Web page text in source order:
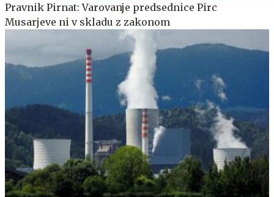
Pravnik Pirnat: Varovanje predsednice Pirc
Musarjeve ni v skladu z zakonom